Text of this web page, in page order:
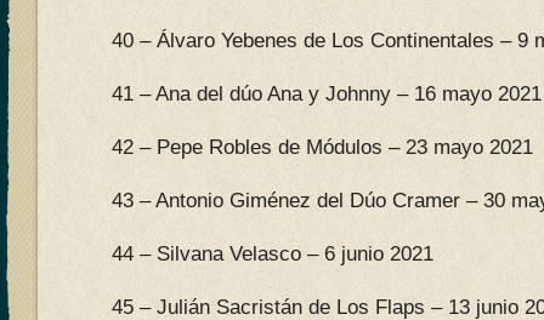
40 – Álvaro Yebenes de Los Continentales – 9
41 – Ana del dúo Ana y Johnny – 16 mayo 2021
42 – Pepe Robles de Módulos – 23 mayo 2021
43 – Antonio Giménez del Dúo Cramer – 30
44 – Silvana Velasco – 6 junio 2021
45 – Julián Sacristán de Los Flaps – 13 junio